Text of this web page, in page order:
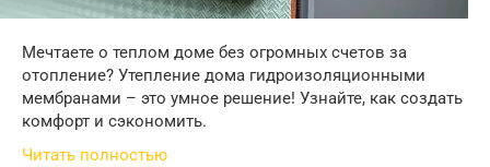
Мечтаете о теплом доме без огромных счетов за
отопление? Утепление дома гидроизоляционными
мембранами – это умное решение! Узнайте, как создать
комфорт и сэкономить.
Читать полностью